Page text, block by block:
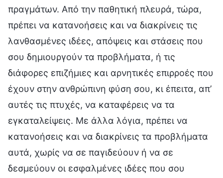
πραγμάτων. Από την παθητική πλευρά, τώρα,
πρέπει να κατανοήσεις και να διακρίνεις τις
λανθασμένες ιδέες, απόψεις και στάσεις που
σου δημιουργούν τα προβλήματα, ή τις
διάφορες επιζήμιες και αρνητικές επιρροές που
έχουν στην ανθρώπινη φύση σου, κι έπειτα, απ’
αυτές τις πτυχές, να καταφέρεις να τα
εγκαταλείψεις. Με άλλα λόγια, πρέπει να
κατανοήσεις και να διακρίνεις τα προβλήματα
αυτά, χωρίς να σε παγιδεύουν ή να σε
δεσμεύουν οι εσφαλμένες ιδέες που σου